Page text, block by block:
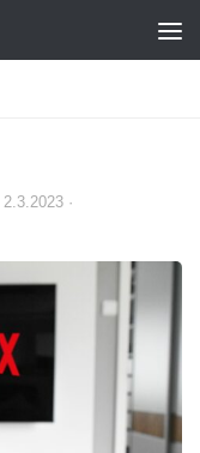
2.3.2023 ·